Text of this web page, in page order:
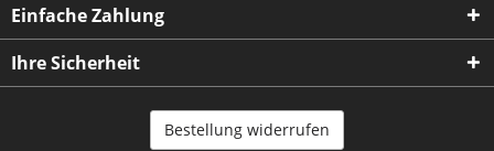
Einfache Zahlung
Ihre Sicherheit
Bestellung widerrufen